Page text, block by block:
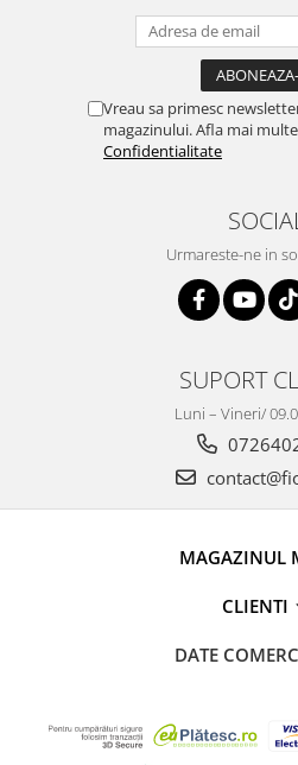
Vreau sa primesc
magazinului. Afla mai
Confidentialitate
Urmareste-ne in
SUPORT
Luni – Vineri/
MAGAZINUL
CLIENTI
DATE